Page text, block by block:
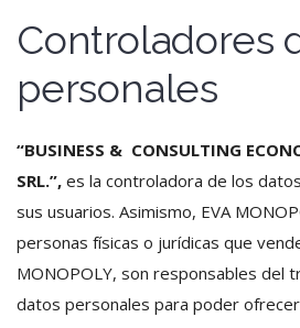
Controladores
personales
“BUSINESS & CONSULTING
SRL.”, es la controladora de los
sus usuarios. Asimismo, EVA
personas físicas o jurídicas que
MONOPOLY, son responsables del
datos personales para poder